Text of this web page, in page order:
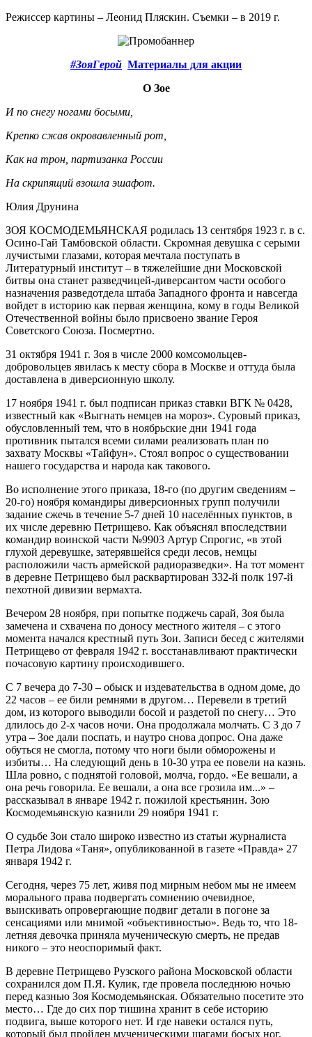
Режиссер картины – Леонид Пляскин. Съемки – в 2019 г.
#ЗояГерой Материалы для акции
О Зое
И по снегу ногами босыми,
Крепко сжав окровавленный рот,
Как на трон, партизанка России
На скрипящий взошла эшафот.
Юлия Друнина
ЗОЯ КОСМОДЕМЬЯНСКАЯ родилась 13 сентября 1923 г. в с.
Осино-Гай Тамбовской области. Скромная девушка с серыми
лучистыми глазами, которая мечтала поступать в
Литературный институт – в тяжелейшие дни Московской
битвы она станет разведчицей-диверсантом части особого
назначения разведотдела штаба Западного фронта и навсегда
войдет в историю как первая женщина, кому в годы Великой
Отечественной войны было присвоено звание Героя
Советского Союза. Посмертно.
31 октября 1941 г. Зоя в числе 2000 комсомольцев-
добровольцев явилась к месту сбора в Москве и оттуда была
доставлена в диверсионную школу.
17 ноября 1941 г. был подписан приказ ставки ВГК № 0428,
известный как «Выгнать немцев на мороз». Суровый приказ,
обусловленный тем, что в ноябрьские дни 1941 года
противник пытался всеми силами реализовать план по
захвату Москвы «Тайфун». Стоял вопрос о существовании
нашего государства и народа как такового.
Во исполнение этого приказа, 18-го (по другим сведениям –
20-го) ноября командиры диверсионных групп получили
задание сжечь в течение 5-7 дней 10 населённых пунктов, в
их числе деревню Петрищево. Как объяснял впоследствии
командир воинской части №9903 Артур Спрогис, «в этой
глухой деревушке, затерявшейся среди лесов, немцы
расположили часть армейской радиоразведки». На тот момент
в деревне Петрищево был расквартирован 332-й полк 197-й
пехотной дивизии вермахта.
Вечером 28 ноября, при попытке поджечь сарай, Зоя была
замечена и схвачена по доносу местного жителя – с этого
момента начался крестный путь Зои. Записи бесед с жителями
Петрищево от февраля 1942 г. восстанавливают практически
почасовую картину происходившего.
С 7 вечера до 7-30 – обыск и издевательства в одном доме, до
22 часов – ее били ремнями в другом… Перевели в третий
дом, из которого выводили босой и раздетой по снегу… Это
длилось до 2-х часов ночи. Она продолжала молчать. С 3 до 7
утра – Зое дали поспать, и наутро снова допрос. Она даже
обуться не смогла, потому что ноги были обморожены и
избиты… На следующий день в 10-30 утра ее повели на казнь.
Шла ровно, с поднятой головой, молча, гордо. «Ее вешали, а
она речь говорила. Ее вешали, а она все грозила им...» –
рассказывал в январе 1942 г. пожилой крестьянин. Зою
Космодемьянскую казнили 29 ноября 1941 г.
О судьбе Зои стало широко известно из статьи журналиста
Петра Лидова «Таня», опубликованной в газете «Правда» 27
января 1942 г.
Сегодня, через 75 лет, живя под мирным небом мы не имеем
морального права подвергать сомнению очевидное,
выискивать опровергающие подвиг детали в погоне за
сенсациями или мнимой «объективностью». Ведь то, что 18-
летняя девочка приняла мученическую смерть, не предав
никого – это неоспоримый факт.
В деревне Петрищево Рузского района Московской области
сохранился дом П.Я. Кулик, где провела последнюю ночью
перед казнью Зоя Космодемьянская. Обязательно посетите это
место… Где до сих пор тишина хранит в себе историю
подвига, выше которого нет. И где навеки остался путь,
который был пройден мученическими шагами босых ног.